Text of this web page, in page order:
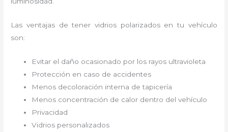
Las ventajas de tener vidrios polarizados en tu vehículo
son:
Evitar el daño ocasionado por los rayos ultravioleta
Protección en caso de accidentes
Menos decoloración interna de tapicería
Menos concentración de calor dentro del vehículo
Privacidad
Vidrios personalizados